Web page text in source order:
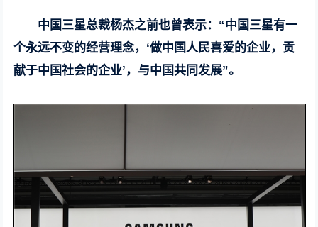
中国三星总裁杨杰之前也曾表示：“中国三星有一
个永远不变的经营理念，‘做中国人民喜爱的企业，贡
献于中国社会的企业’，与中国共同发展”。